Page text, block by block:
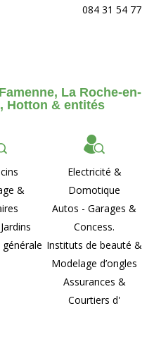
084 31 54 77
La Roche-en-
Hotton & entités
&
Electricité &
Domotique
Autos - Garages &
Concess.
Instituts de beauté &
Modelage d’ongles
Assurances &
Courtiers d'